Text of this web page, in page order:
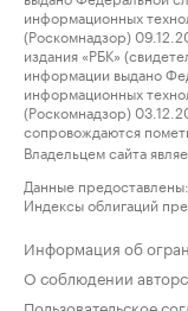
информационных
(Роскомнадзор)
издания «РБК»
информации выдано
информационных
(Роскомнадзор)
сопровождаются
Владельцем сайта
Данные предоставлены:
Индексы облигаций
Информация об
О соблюдении